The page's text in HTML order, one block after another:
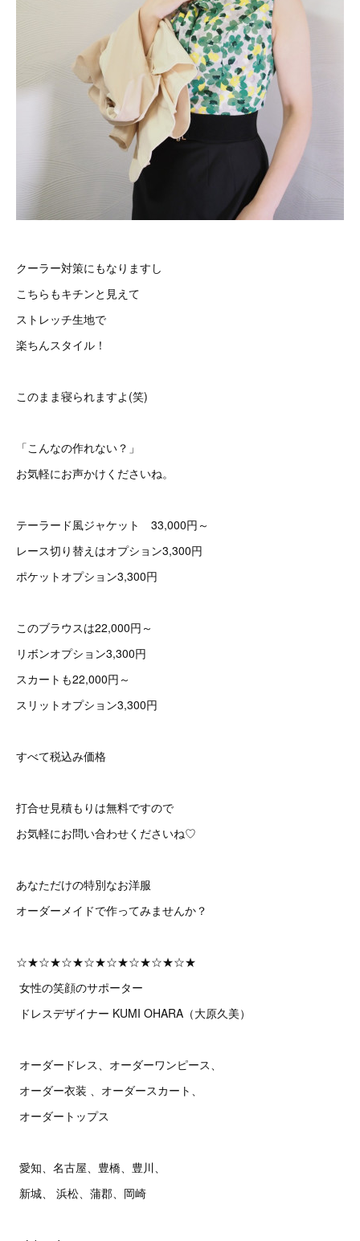
クーラー対策にもなりますし
こちらもキチンと見えて
ストレッチ生地で
楽ちんスタイル！
このまま寝られますよ(笑)
「こんなの作れない？」
お気軽にお声かけくださいね。
テーラード風ジャケット 33,000円～
レース切り替えはオプション3,300円
ポケットオプション3,300円
このブラウスは22,000円～
リボンオプション3,300円
スカートも22,000円～
スリットオプション3,300円
すべて税込み価格
打合せ見積もりは無料ですので
お気軽にお問い合わせくださいね♡
あなただけの特別なお洋服
オーダーメイドで作ってみませんか？
☆★☆★☆★☆★☆★☆★☆★☆★
女性の笑顔のサポーター
ドレスデザイナー KUMI OHARA（大原久美）
オーダードレス、オーダーワンピース、
オーダー衣装 、オーダースカート、
オーダートップス
愛知、名古屋、豊橋、豊川、
新城、 浜松、蒲郡、岡崎